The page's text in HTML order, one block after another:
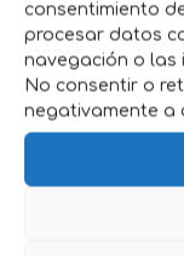
consentimiento
procesar datos
navegación o las
No consentir o
negativamente a
fresco.
Fácil de
la jaula,
siendo muy
Beneficios
Ahorro de